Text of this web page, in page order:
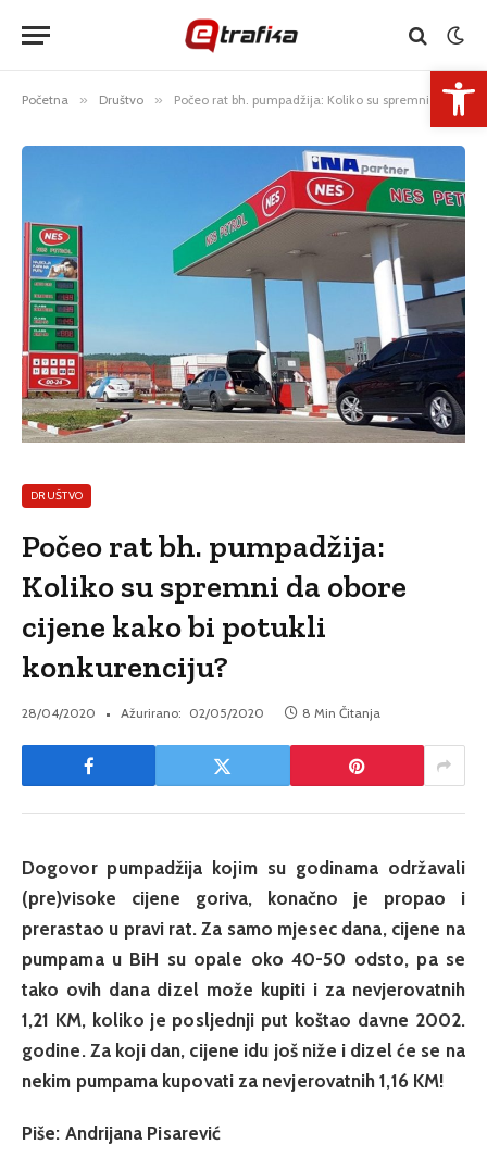
Početna » Društvo » Počeo rat bh. pumpadžija: Koliko su spremni da obore cijene kako bi potukli konkurenciju?
DRUŠTVO
Počeo rat bh. pumpadžija:
Koliko su spremni da obore
cijene kako bi potukli
konkurenciju?
28/04/2020 Ažurirano: 02/05/2020 8 Min Čitanja
Dogovor pumpadžija kojim su godinama održavali
(pre)visoke cijene goriva, konačno je propao i
prerastao u pravi rat. Za samo mjesec dana, cijene na
pumpama u BiH su opale oko 40-50 odsto, pa se
tako ovih dana dizel može kupiti i za nevjerovatnih
1,21 KM, koliko je posljednji put koštao davne 2002.
godine. Za koji dan, cijene idu još niže i dizel će se na
nekim pumpama kupovati za nevjerovatnih 1,16 KM!
Piše: Andrijana Pisarević